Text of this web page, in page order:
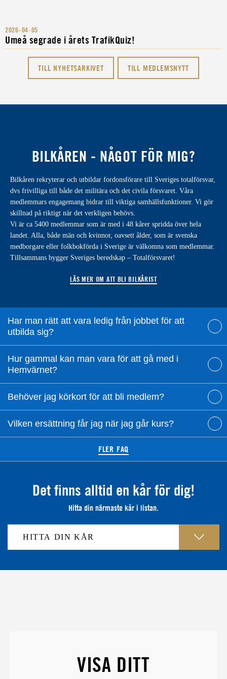
2026-04-05
Umeå segrade i årets TrafikQuiz!
TILL NYHETSARKIVET TILL MEDLEMSNYTT
BILKÅREN - NÅGOT FÖR MIG?
Bilkåren rekryterar och utbildar fordonsförare till Sveriges totalförsvar,
dvs frivilliga till både det militära och det civila försvaret. Våra
medlemmars engagemang bidrar till viktiga samhällsfunktioner. Vi gör
skillnad på riktigt när det verkligen behövs.
Vi är ca 5400 medlemmar som är med i 48 kårer spridda över hela
landet. Alla, både män och kvinnor, oavsett ålder, som är svenska
medborgare eller folkbokförda i Sverige är välkomna som medlemmar.
Tillsammans bygger Sveriges beredskap – Totalförsvaret!
LÄS MER OM ATT BLI BILKÅRIST
Har man rätt att vara ledig från jobbet för att
utbilda sig?
Hur gammal kan man vara för att gå med i
Hemvärnet?
Behöver jag körkort för att bli medlem?
Vilken ersättning får jag när jag går kurs?
FLER FAQ
Det finns alltid en kår för dig!
Hitta din närmaste kår i listan.
VISA DITT